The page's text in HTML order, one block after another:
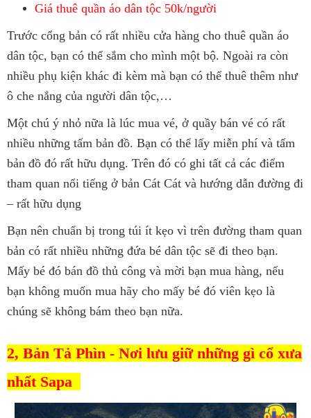
Giá thuê quần áo dân tộc 50k/người
Trước cổng bản có rất nhiều cửa hàng cho thuê quần áo
dân tộc, bạn có thể sắm cho mình một bộ. Ngoài ra còn
nhiều phụ kiện khác đi kèm mà bạn có thể thuê thêm như
ô che nắng của người dân tộc,…
Một chú ý nhỏ nữa là lúc mua vé, ở quầy bán vé có rất
nhiều những tấm bản đồ. Bạn có thể lấy miễn phí và tấm
bản đồ đó rất hữu dụng. Trên đó có ghi tất cả các điểm
tham quan nổi tiếng ở bản Cát Cát và hướng dẫn đường đi
– rất hữu dụng
Bạn nên chuẩn bị trong túi ít kẹo vì trên đường tham quan
bản có rất nhiều những đứa bé dân tộc sẽ đi theo bạn.
Mấy bé đó bán đồ thủ công và mời bạn mua hàng, nếu
bạn không muốn mua hãy cho mấy bé đó viên kẹo là
chúng sẽ không bám theo bạn nữa.
2, Bản Tả Phìn - Nơi lưu giữ những gì cổ xưa
nhất Sapa